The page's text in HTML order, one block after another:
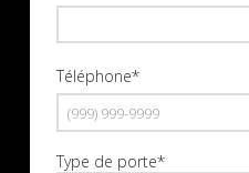
Téléphone*
Type de porte*